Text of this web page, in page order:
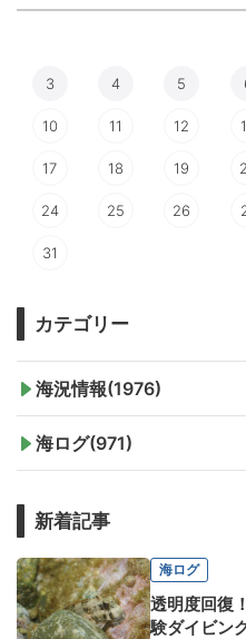
3 4 5
10 11 12
17 18 19
24 25 26
31
カテゴリー
海況情報(1976)
海ログ(971)
新着記事
海ログ
透明度回復
験ダイビン